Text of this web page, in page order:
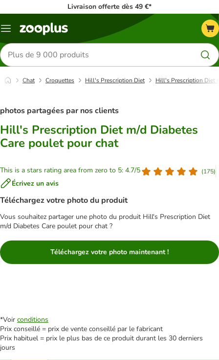
Livraison offerte dès 49 €*
Menu
Rechercher
des
produits
Chat Croquettes Hill's Prescription Diet Hill's Prescription Diet
photos partagées par nos clients
Hill's Prescription Diet m/d Diabetes
Care poulet pour chat
This is a stars rating area from zero to 5: 4.7/5 (175)
Écrivez un avis
Téléchargez votre photo du produit
Vous souhaitez partager une photo du produit Hill's Prescription Diet
m/d Diabetes Care poulet pour chat ?
Téléchargez votre photo maintenant !
*Voir conditions
Prix conseillé = prix de vente conseillé par le fabricant
Prix habituel = prix le plus bas de ce produit durant les 30 derniers
jours